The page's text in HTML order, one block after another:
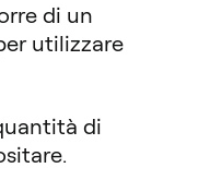
di un
utilizzare
di